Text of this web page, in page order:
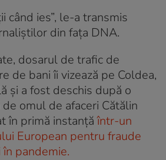
când ies”, le-a transmis
din fața DNA.
dosarul de trafic de
de bani îi vizează pe Coldea,
și a fost deschis după o
omul de afaceri Cătălin
în primă instanțăîntr-un
European pentru fraude
pandemie.